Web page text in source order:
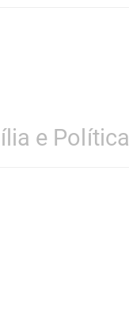
e Política